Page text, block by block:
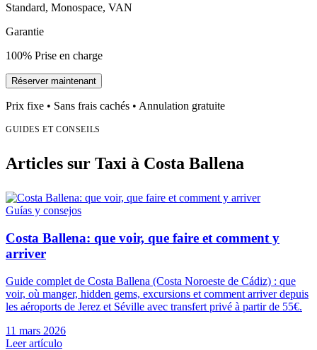
Standard, Monospace, VAN
Garantie
100% Prise en charge
Réserver maintenant
Prix fixe • Sans frais cachés • Annulation gratuite
GUIDES ET CONSEILS
Articles sur Taxi à Costa Ballena
Guías y consejos
Costa Ballena: que voir, que faire et comment y
arriver
Guide complet de Costa Ballena (Costa Noroeste de Cádiz) : que
voir, où manger, hidden gems, excursions et comment arriver depuis
les aéroports de Jerez et Séville avec transfert privé à partir de 55€.
11 mars 2026
Leer artículo